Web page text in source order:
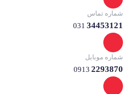
شماره تماس
031 34453121
شماره موبایل
0913 2293870